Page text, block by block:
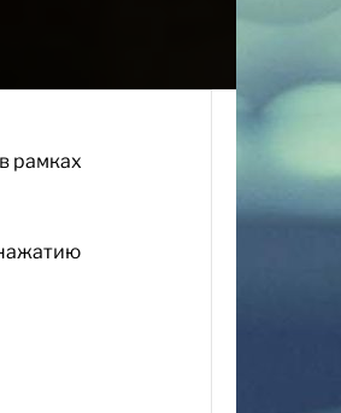
рамках